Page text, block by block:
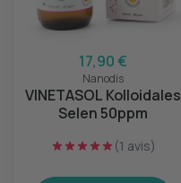
17,90 €
Nanodis
VINETASOL Kolloidales
Selen 50ppm
(1 avis)